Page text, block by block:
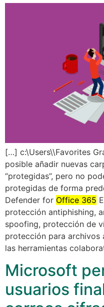
[…] c:\Users\\Favorites
posible añadir nuevas
“protegidas”, pero no
protegidas de forma
Defender for Office 365
protección antiphishing,
spoofing, protección de
protección para archivos
las herramientas
Microsoft
usuarios